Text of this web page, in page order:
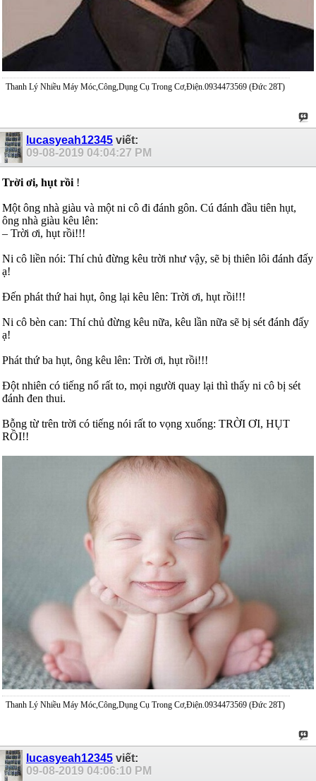
Thanh Lý Nhiều Máy Móc,Công,Dụng Cụ Trong Cơ,Điện.0934473569 (Đức 28T)
lucasyeah12345 viết:
09-08-2019 04:04:27 PM
Trời ơi, hụt rồi !
Một ông nhà giàu và một ni cô đi đánh gôn. Cú đánh đầu tiên hụt,
ông nhà giàu kêu lên:
– Trời ơi, hụt rồi!!!
Ni cô liền nói: Thí chủ đừng kêu trời như vậy, sẽ bị thiên lôi đánh đấy
ạ!
Đến phát thứ hai hụt, ông lại kêu lên: Trời ơi, hụt rồi!!!
Ni cô bèn can: Thí chủ đừng kêu nữa, kêu lần nữa sẽ bị sét đánh đấy
ạ!
Phát thứ ba hụt, ông kêu lên: Trời ơi, hụt rồi!!!
Đột nhiên có tiếng nổ rất to, mọi người quay lại thì thấy ni cô bị sét
đánh đen thui.
Bỗng từ trên trời có tiếng nói rất to vọng xuống: TRỜI ƠI, HỤT
RỒI!!
Thanh Lý Nhiều Máy Móc,Công,Dụng Cụ Trong Cơ,Điện.0934473569 (Đức 28T)
lucasyeah12345 viết:
09-08-2019 04:06:10 PM